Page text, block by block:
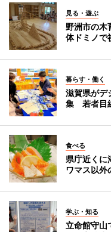
見る・遊ぶ
野洲市の
体ドミノで
暮らす・働く
滋賀県がデ
集 若者目
食べる
県庁近く
ワマス以外
学ぶ・知る
立命館守